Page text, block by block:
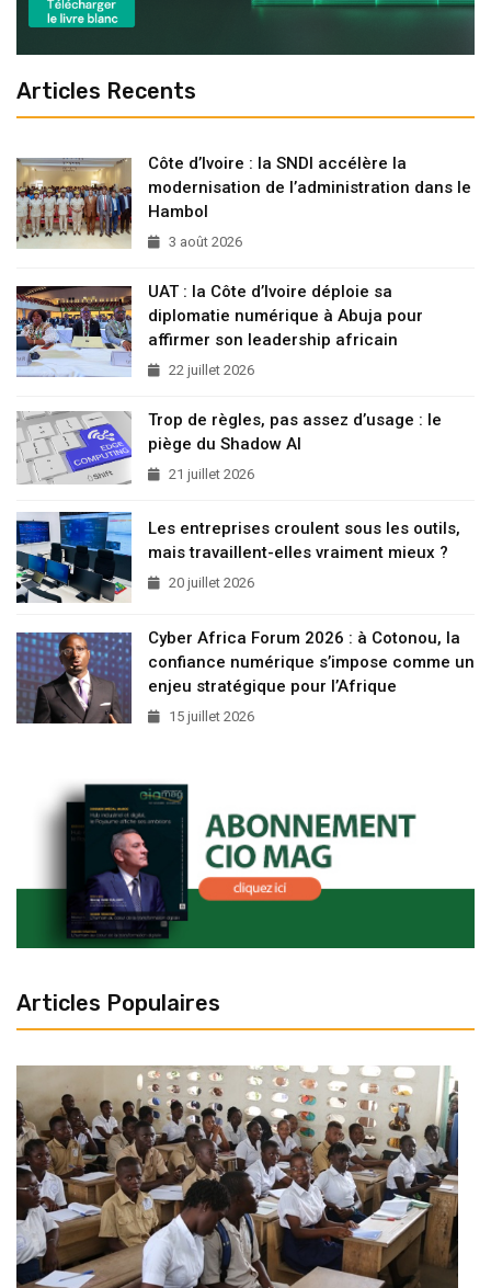
Articles Recents
Côte d’Ivoire : la SNDI accélère la
modernisation de l’administration dans le
Hambol
3 août 2026
UAT : la Côte d’Ivoire déploie sa
diplomatie numérique à Abuja pour
affirmer son leadership africain
22 juillet 2026
Trop de règles, pas assez d’usage : le
piège du Shadow AI
21 juillet 2026
Les entreprises croulent sous les outils,
mais travaillent-elles vraiment mieux ?
20 juillet 2026
Cyber Africa Forum 2026 : à Cotonou, la
confiance numérique s’impose comme un
enjeu stratégique pour l’Afrique
15 juillet 2026
Articles Populaires